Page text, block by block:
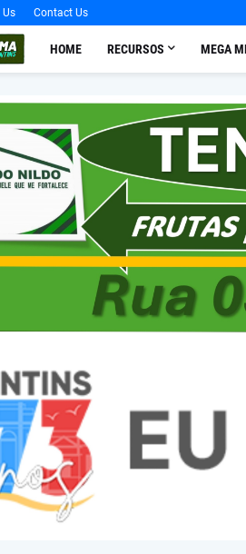
Contact Us
HOME RECURSOS MEGA